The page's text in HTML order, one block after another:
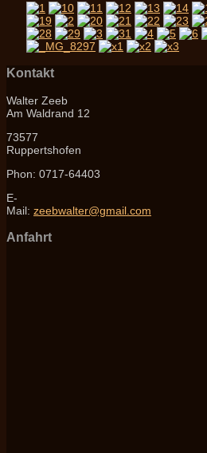
Kontakt
Walter Zeeb
Am Waldrand 12
73577
Ruppertshofen
Phon: 0717-64403
E-
Mail: zeebwalter@gmail.com
Anfahrt